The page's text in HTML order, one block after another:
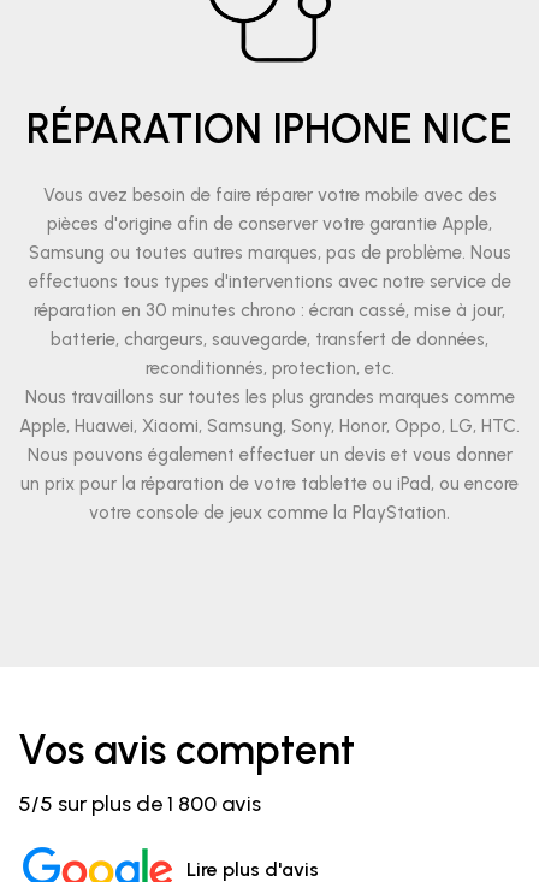
RÉPARATION IPHONE NICE
Vous avez besoin de faire réparer votre mobile avec des
pièces d'origine afin de conserver votre garantie Apple,
Samsung ou toutes autres marques, pas de problème. Nous
effectuons tous types d'interventions avec notre service de
réparation en 30 minutes chrono : écran cassé, mise à jour,
batterie, chargeurs, sauvegarde, transfert de données,
reconditionnés, protection, etc.
Nous travaillons sur toutes les plus grandes marques comme
Apple, Huawei, Xiaomi, Samsung, Sony, Honor, Oppo, LG, HTC.
Nous pouvons également effectuer un devis et vous donner
un prix pour la réparation de votre tablette ou iPad, ou encore
votre console de jeux comme la PlayStation.
Vos avis comptent
5/5 sur plus de 1 800 avis
Lire plus d'avis